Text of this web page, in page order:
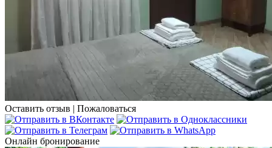
Оставить отзыв | Пожаловаться
Онлайн бронирование